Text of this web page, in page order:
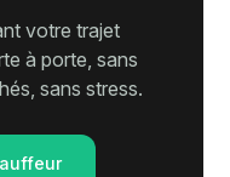
votre trajet
à porte, sans
sans stress.